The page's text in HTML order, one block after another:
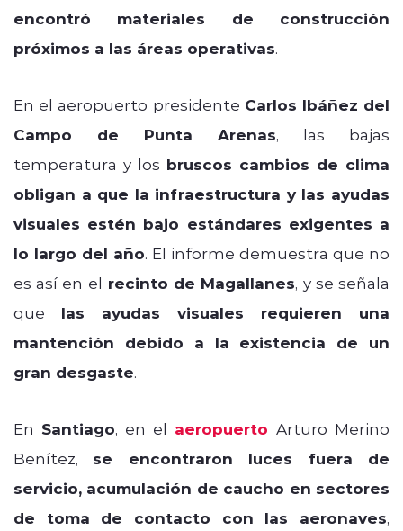
encontró materiales de construcción
próximos a las áreas operativas.
En el aeropuerto presidente Carlos Ibáñez del
Campo de Punta Arenas, las bajas
temperatura y los bruscos cambios de clima
obligan a que la infraestructura y las ayudas
visuales estén bajo estándares exigentes a
lo largo del año. El informe demuestra que no
es así en el recinto de Magallanes, y se señala
que las ayudas visuales requieren una
mantención debido a la existencia de un
gran desgaste.
En Santiago, en el aeropuerto Arturo Merino
Benítez, se encontraron luces fuera de
servicio, acumulación de caucho en sectores
de toma de contacto con las aeronaves,